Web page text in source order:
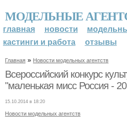
МОДЕЛЬНЫЕ
главная новости
кастинги и работа
отзывы
Главная » Новости модельных агентств
Всероссийский конкурс
"маленькая мисс Россия -
15.10.2014 в 18:20
Новости модельных агентств